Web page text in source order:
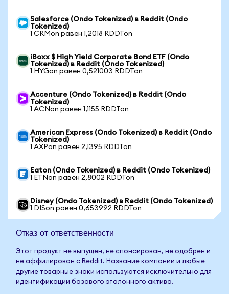
Salesforce (Ondo Tokenized) в Reddit (Ondo
Tokenized)
1 CRMon равен 1,2018 RDDTon
iBoxx $ High Yield Corporate Bond ETF (Ondo
Tokenized) в Reddit (Ondo Tokenized)
1 HYGon равен 0,521003 RDDTon
Accenture (Ondo Tokenized) в Reddit (Ondo
Tokenized)
1 ACNon равен 1,1155 RDDTon
American Express (Ondo Tokenized) в Reddit (Ondo
Tokenized)
1 AXPon равен 2,1395 RDDTon
Eaton (Ondo Tokenized) в Reddit (Ondo Tokenized)
1 ETNon равен 2,8002 RDDTon
Disney (Ondo Tokenized) в Reddit (Ondo Tokenized)
1 DISon равен 0,653992 RDDTon
Отказ от ответственности
Этот продукт не выпущен, не спонсирован, не одобрен и
не аффилирован с Reddit. Название компании и любые
другие товарные знаки используются исключительно для
идентификации базового эталонного актива.